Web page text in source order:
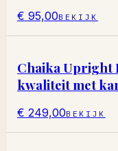
€ 95,00BEKIJK
Chaika Upright
kwaliteit met
€ 249,00BEKIJK